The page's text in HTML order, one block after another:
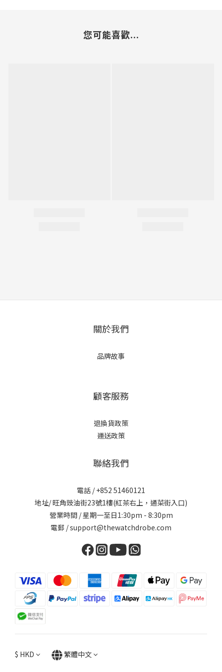
您可能喜歡...
關於我們
品牌故事
顧客服務
退換貨政策
運送政策
聯絡我們
電話 / +852 51460121
地址/ 旺角豉油街23號1樓(紅茶右上，通菜街入口)
營業時間 / 星期一至日1:30pm - 8:30pm
電郵 / support@thewatchdrobe.com
$ HKD 繁體中文